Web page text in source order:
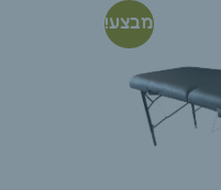
מבצע!